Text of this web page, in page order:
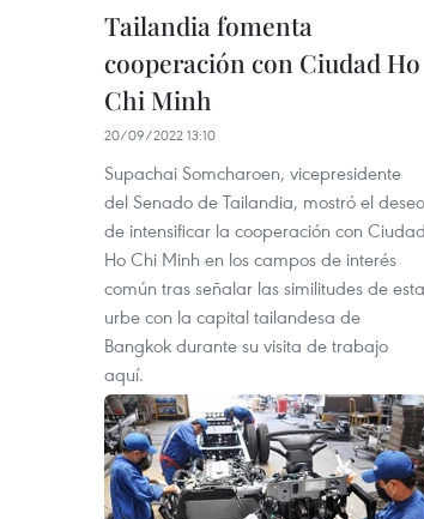
Tailandia fomenta
cooperación con Ciudad Ho
Chi Minh
20/09/2022 13:10
Supachai Somcharoen, vicepresidente
del Senado de Tailandia, mostró el deseo
de intensificar la cooperación con Ciudad
Ho Chi Minh en los campos de interés
común tras señalar las similitudes de esta
urbe con la capital tailandesa de
Bangkok durante su visita de trabajo
aquí.